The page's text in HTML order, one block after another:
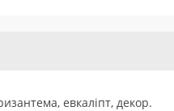
евкаліпт, декор.